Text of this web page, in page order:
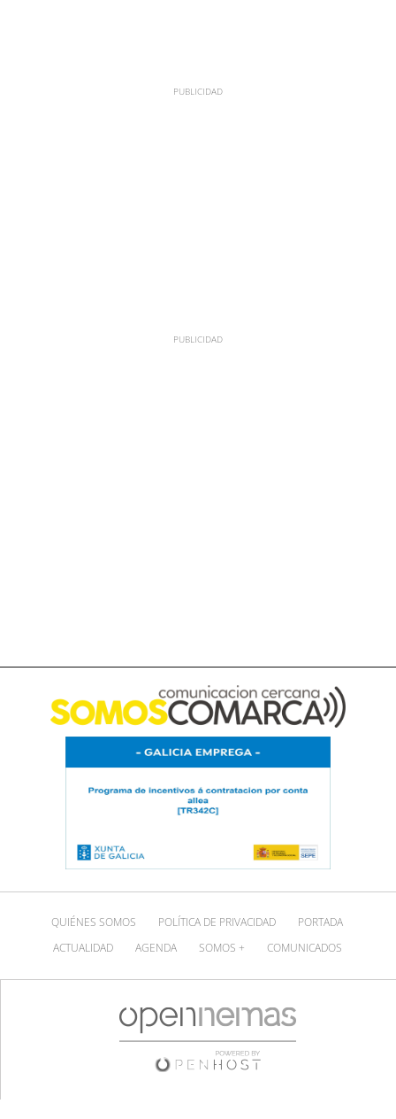
QUIÉNES SOMOS POLÍTICA DE PRIVACIDAD
PORTADA
ACTUALIDAD
AGENDA SOMOS + COMUNICADOS